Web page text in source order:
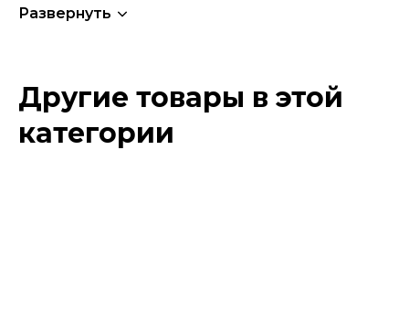
Развернуть
Другие товары в этой
категории